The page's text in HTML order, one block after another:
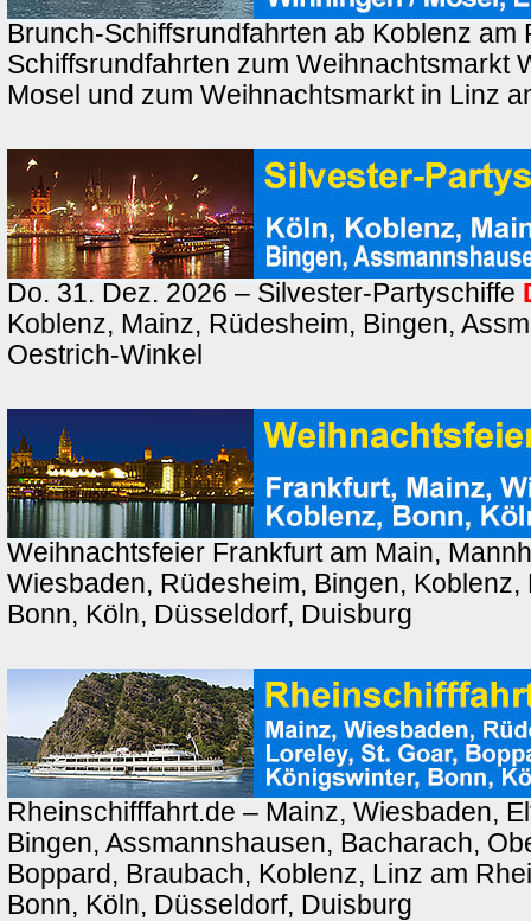
Brunch-Schiffsrundfahrten ab Koblenz am
Schiffsrundfahrten zum Weihnachtsmarkt
Mosel und zum Weihnachtsmarkt in Linz
Do. 31. Dez. 2026 – Silvester-Partyschiffe
Koblenz, Mainz, Rüdesheim, Bingen,
Oestrich-Winkel
Weihnachtsfeier Frankfurt am Main,
Wiesbaden, Rüdesheim, Bingen, Koblenz,
Bonn, Köln, Düsseldorf, Duisburg
Rheinschifffahrt.de – Mainz, Wiesbaden,
Bingen, Assmannshausen, Bacharach,
Boppard, Braubach, Koblenz, Linz am
Bonn, Köln, Düsseldorf, Duisburg